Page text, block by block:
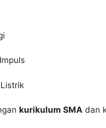
kurikulum SMA dan